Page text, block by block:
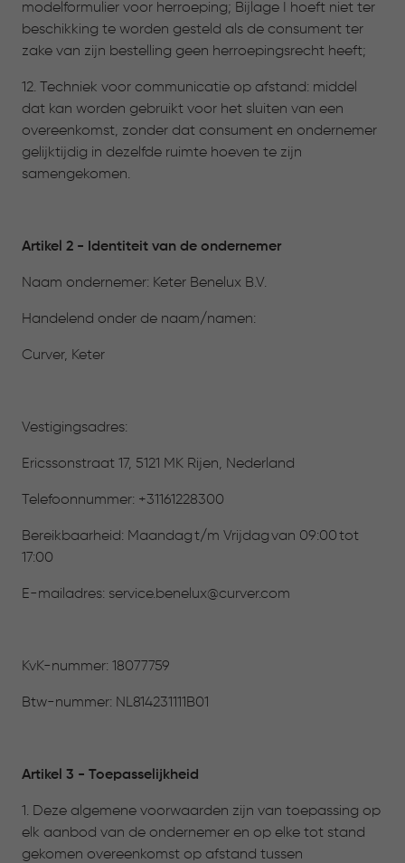
modelformulier voor herroeping; Bijlage I hoeft niet ter
beschikking te worden gesteld als de consument ter
zake van zijn bestelling geen herroepingsrecht heeft;
12. Techniek voor communicatie op afstand: middel
dat kan worden gebruikt voor het sluiten van een
overeenkomst, zonder dat consument en ondernemer
gelijktijdig in dezelfde ruimte hoeven te zijn
samengekomen.
Artikel 2 - Identiteit van de ondernemer
Naam ondernemer: Keter Benelux B.V.
Handelend onder de naam/namen:
Curver, Keter
Vestigingsadres:
Ericssonstraat 17, 5121 MK Rijen, Nederland
Telefoonnummer: +31161228300
Bereikbaarheid: Maandag t/m Vrijdag van 09:00 tot
17:00
E-mailadres: service.benelux@curver.com
KvK-nummer: 18077759
Btw-nummer: NL814231111B01
Artikel 3 - Toepasselijkheid
1. Deze algemene voorwaarden zijn van toepassing op
elk aanbod van de ondernemer en op elke tot stand
gekomen overeenkomst op afstand tussen